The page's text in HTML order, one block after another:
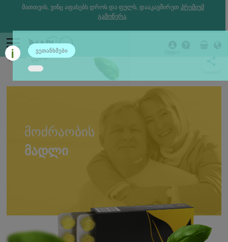
მათთვის, ვინც აფასებს დროს და ფულს, დააკავშირეთ პრემიუმ
გამოწერა.
უკან
ᲛᲝᲫᲠᲐᲝᲑᲘᲡ
ᲛᲐᲓᲚᲘ
ვეთანხმები